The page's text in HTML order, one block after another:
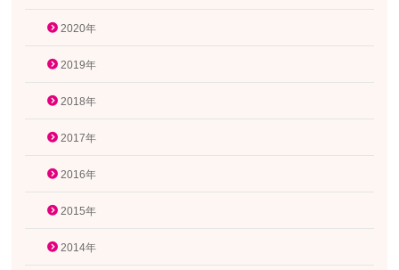
2020年
2019年
2018年
2017年
2016年
2015年
2014年